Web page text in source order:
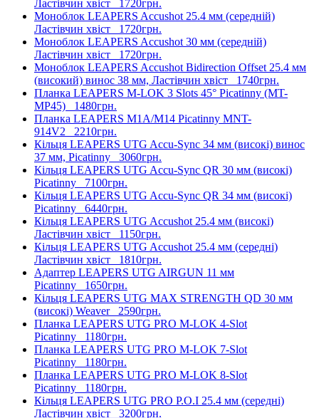
Ластівчин хвіст 1720грн.
Моноблок LEAPERS Accushot 25.4 мм (середній)
Ластівчин хвіст 1720грн.
Моноблок LEAPERS Accushot 30 мм (середній)
Ластівчин хвіст 1720грн.
Моноблок LEAPERS Accushot Bidirection Offset 25.4 мм
(високий) винос 38 мм, Ластівчин хвіст 1740грн.
Планка LEAPERS M-LOK 3 Slots 45° Picatinny (MT-
MP45) 1480грн.
Планка LEAPERS M1A/M14 Picatinny MNT-
914V2 2210грн.
Кільця LEAPERS UTG Accu-Sync 34 мм (високі) винос
37 мм, Picatinny 3060грн.
Кільця LEAPERS UTG Accu-Sync QR 30 мм (високі)
Picatinny 7100грн.
Кільця LEAPERS UTG Accu-Sync QR 34 мм (високі)
Picatinny 6440грн.
Кільця LEAPERS UTG Accushot 25.4 мм (високі)
Ластівчин хвіст 1150грн.
Кільця LEAPERS UTG Accushot 25.4 мм (середні)
Ластівчин хвіст 1810грн.
Адаптер LEAPERS UTG AIRGUN 11 мм
Picatinny 1650грн.
Кільця LEAPERS UTG MAX STRENGTH QD 30 мм
(високі) Weaver 2590грн.
Планка LEAPERS UTG PRO M-LOK 4-Slot
Picatinny 1180грн.
Планка LEAPERS UTG PRO M-LOK 7-Slot
Picatinny 1180грн.
Планка LEAPERS UTG PRO M-LOK 8-Slot
Picatinny 1180грн.
Кільця LEAPERS UTG PRO P.O.I 25.4 мм (середні)
Ластівчин хвіст 3200грн.